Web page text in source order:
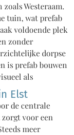
Westeraam.
tuin, wat prefab
voldoende plek
zonder
dorpse
is prefab bouwen
als
Elst
de centrale
voor een
meer